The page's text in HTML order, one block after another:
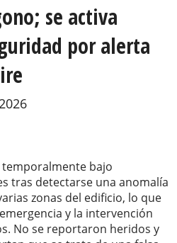
se activa
por alerta
bajo
tras detectarse una anomalía
zonas del edificio, lo que
y la intervención
No se reportaron heridos y